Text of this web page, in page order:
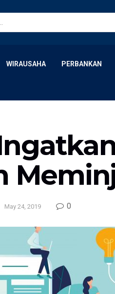
WIRAUSAHA PERBANKAN
May 24, 2019 0